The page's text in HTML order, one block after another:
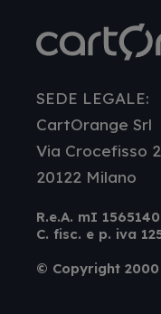
SEDE LEGALE:
CartOrange Srl
Via Crocefisso
20122 Milano
R.e.A. mI
C. fisc. e p. iva
© Copyright 2000